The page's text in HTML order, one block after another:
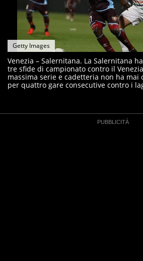
Getty Images
Venezia – Salernitana. La Salernitana
tre sfide di campionato contro il
massima serie e cadetteria non ha mai
per quattro gare consecutive contro i